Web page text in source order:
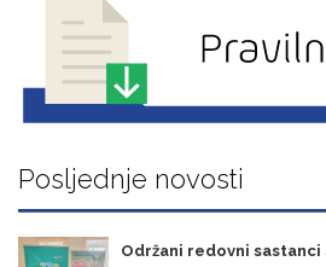
Posljednje novosti
Održani redovni sastanci